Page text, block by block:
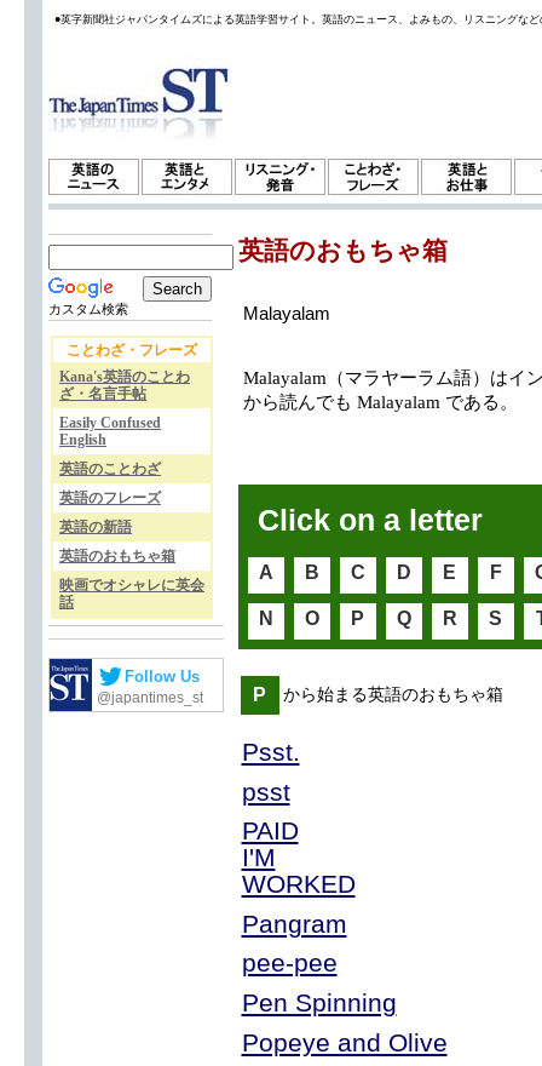
●英字新聞社ジャパンタイムズによる英語学習サイト。英語のニュース、よみもの、リスニングな
カスタム検索
ことわざ・フレーズ
Kana's英語のことわ
ざ・名言手帖
Easily Confused
English
英語のことわざ
英語のフレーズ
英語の新語
英語のおもちゃ箱
映画でオシャレに英会
話
Follow Us
@japantimes_st
英語のおもちゃ箱
Malayalam
Malayalam（マラヤーラム語）はイ
から読んでも Malayalam である。
Click on a letter
A B C D E F
N O P Q R S
P から始まる英語のおもちゃ箱
Psst.
psst
PAID
I'M
WORKED
Pangram
pee-pee
Pen Spinning
Popeye and Olive